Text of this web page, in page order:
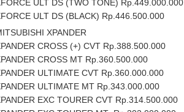
ULT DS (TWO TONE) Rp.449.000.000
ULT DS (BLACK) Rp.446.500.000
XPANDER
CROSS (+) CVT Rp.388.500.000
CROSS MT Rp.360.500.000
ULTIMATE CVT Rp.360.000.000
ULTIMATE MT Rp.343.000.000
EXC TOURER CVT Rp.314.500.000